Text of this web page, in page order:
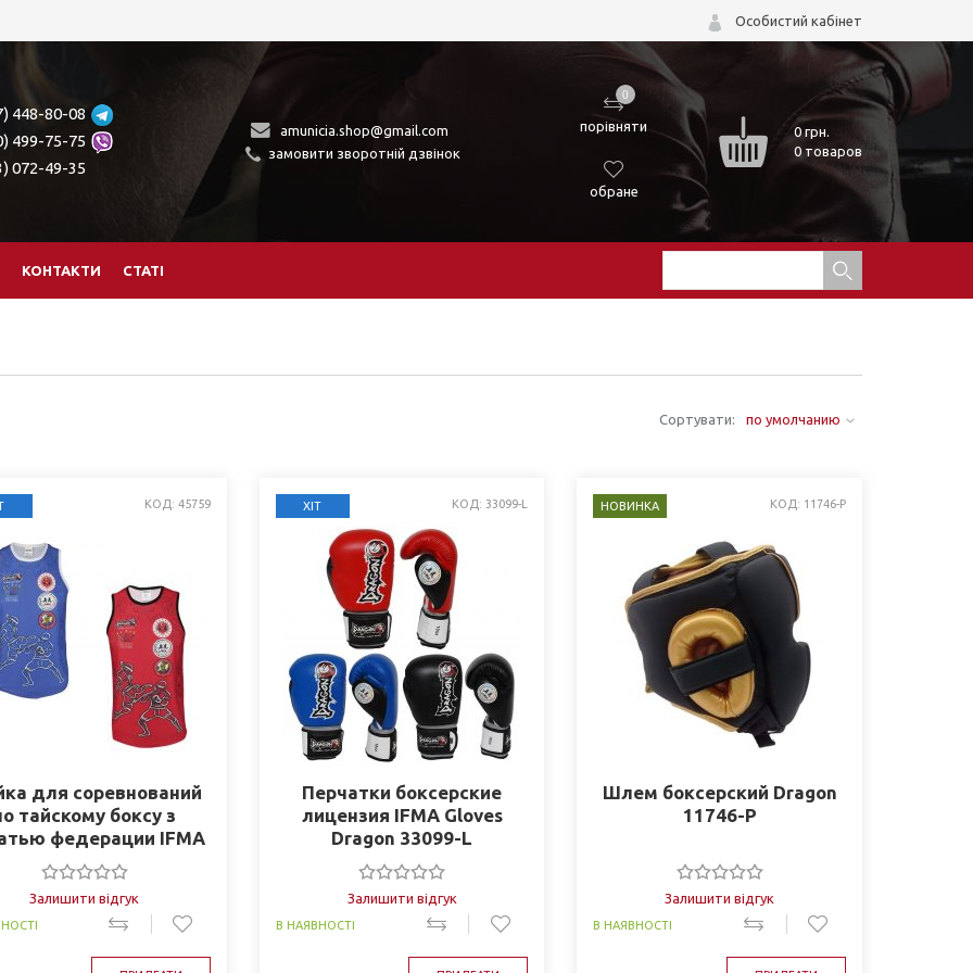
Особистий кабінет
448-80-08
499-75-75
072-49-35
amunicia.shop@gmail.com
замовити зворотній дзвінок
0
порівняти
обране
0грн.
0 товаров
КОНТАКТИ СТАТІ
Сортувати: по умолчанию
КОД: 45759
для соревнований
тайскому боксу з
федерации IFMA
Dragon 45759
Залишити відгук
ХІТ КОД: 33099-L
Перчатки боксерские
лицензия IFMA Gloves
Dragon 33099-L
Залишити відгук
В НАЯВНОСТІ
НОВИНКА КОД: 11746-P
Шлем боксерский Dragon
11746-P
Залишити відгук
В НАЯВНОСТІ